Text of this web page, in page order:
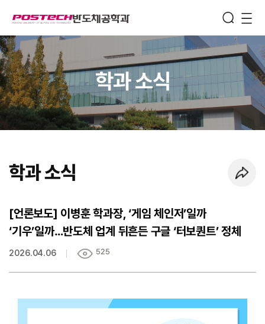
SemiconductorEngineering
학과 소식
학과 소식
[언론보도] 이병훈 학과장, ‘게임 체인저’일까
‘기우’일까…반도체 업계 뒤흔든 구글 ‘터보퀀트’ 정체
2026.04.06 525